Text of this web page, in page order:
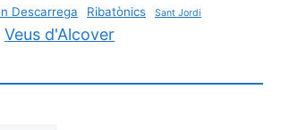
Descarrega Ribatònics Sant Jordi
Veus d'Alcover